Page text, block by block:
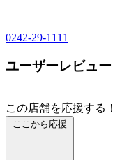
0242-29-1111
ユーザーレビュー
この店舗を応援する！
ここから応援